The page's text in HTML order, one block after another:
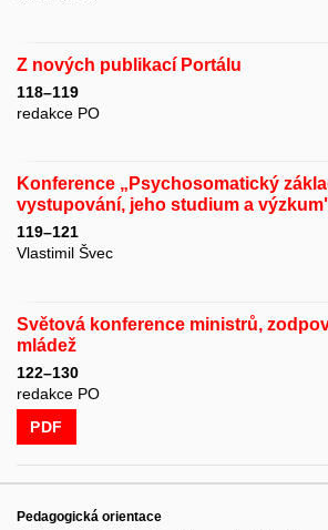
Z nových publikací Portálu
118–119
redakce PO
Konference „Psychosomatický
vystupování, jeho studium a
119–121
Vlastimil Švec
Světová konference ministrů,
mládež
122–130
redakce PO
PDF
Pedagogická orientace